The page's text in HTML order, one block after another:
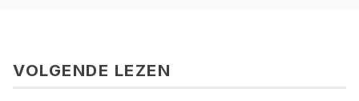
VOLGENDE LEZEN